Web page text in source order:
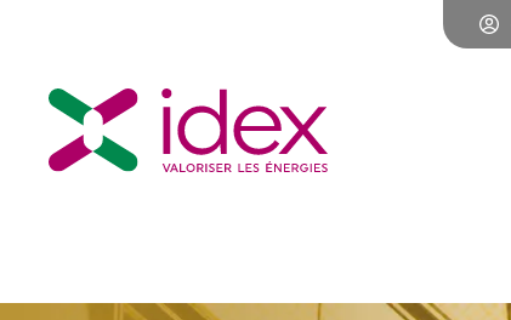
Évolution : les clés du succès chez Idex